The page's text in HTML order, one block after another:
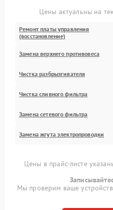
Цены актуальны на
Ремонт платы управления
(восстановление)
Замена верхнего противовеса
Чистка разбрызгивателя
Чистка сливного фильтра
Замена сетевого фильтра
Замена жгута электропроводки
Цены в прайс-листе
Мы проверим ваше